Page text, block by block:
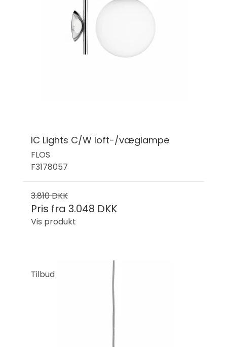
IC Lights C/W loft-/væglampe
FLOS
F3178057
3.810 DKK
Pris fra 3.048 DKK
Vis produkt
Tilbud